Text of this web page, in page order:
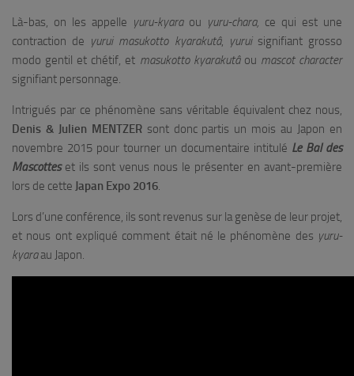
Là-bas, on les appelle yuru-kyaraou yuru-chara, ce qui est une
contraction de yurui masukotto kyarakutâ, yuruisignifiant grosso
modo gentil et chétif, et masukotto kyarakutâou mascot character
signifiant personnage.
Intrigués par ce phénomène sans véritable équivalent chez nous,
Denis & Julien MENTZERsont donc partis un mois au Japon en
novembre 2015 pour tourner un documentaire intitulé Le Bal des
Mascotteset ils sont venus nous le présenter en avant-première
lors de cette Japan Expo 2016.
Lors d’une conférence, ils sont revenus sur la genèse de leur projet,
et nous ont expliqué comment était né le phénomène des yuru-
kyaraau Japon.